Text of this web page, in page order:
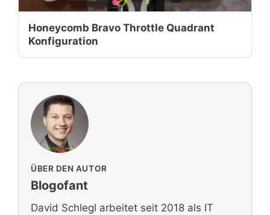
Honeycomb Bravo Throttle Quadrant
Konfiguration
ÜBER DEN AUTOR
Blogofant
David Schlegl arbeitet seit 2018 als IT